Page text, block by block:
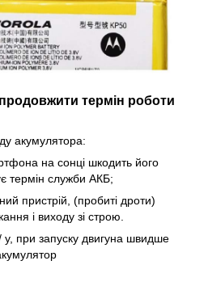
термін роботи
акумулятора:
на сонці шкодить його
термін служби АКБ;
пристрій, (пробиті дроти)
і виходу зі строю.
при запуску двигуна швидше